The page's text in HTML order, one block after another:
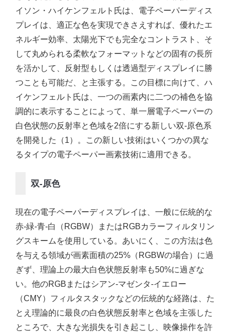
イソン・ハイケンフェルト氏は、電子ペーパーディス
プレイは、適正な色を実現できさえすれば、優れたエ
ネルギー効率、太陽光下でも完全なコントラスト、そ
して丸められる柔軟なフォーマットなどの固有の長所
を活かして、反射型もしくは透過型ディスプレイに勝
つことも可能だ、と主張する。この目標に向けて、ハ
イケンフェルト氏は、一つの画素内に二つの補色を協
調的に表示することによって、単一層電子ペーパーの
白色状態の反射率と色域を2倍にする新しい双‐原色系
を開発した（1）。この新しい技術はいくつかの異な
るタイプの電子ペーパー画素技術に適用できる。
双‐原色
現在の電子ペーパーディスプレイは、一般に伝統的な
赤‐緑‐青‐白（RGBW）またはRGBカラーフィルタリン
グスキームを使用している。あいにく、この方法は色
を与える領域が画素面積の25%（RGBWの場合）に過
ぎず、理論上の最大白色状態反射率も50%に過ぎな
い。他のRGBまたはシアン‐マゼンタ‐イエロー
（CMY）フィルタスタックなどの伝統的な経路は、た
とえ理論的に最良の白色状態反射率と色域を主張した
ところで、大きな光損失を引き起こし、映像操作を許